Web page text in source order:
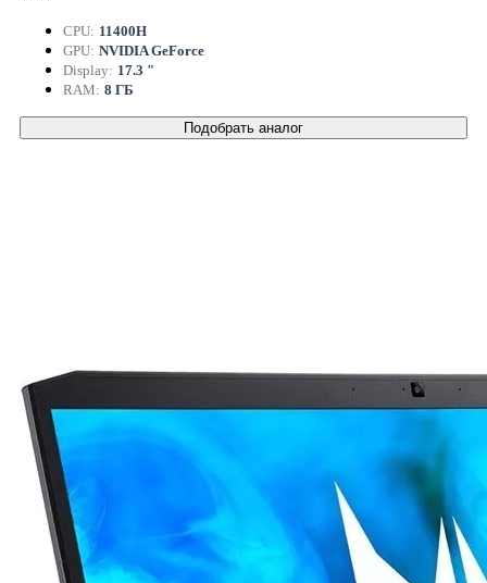
CPU: 11400H
GPU: NVIDIA GeForce
Display: 17.3 "
RAM: 8 ГБ
Подобрать аналог